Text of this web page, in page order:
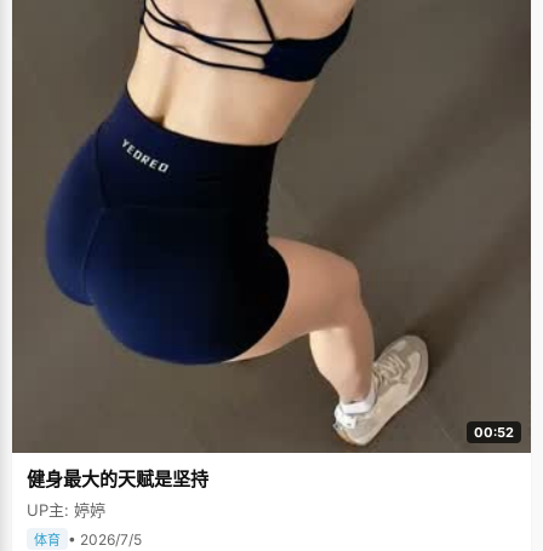
00:52
健身最大的天赋是坚持
UP主: 婷婷
体育 • 2026/7/5